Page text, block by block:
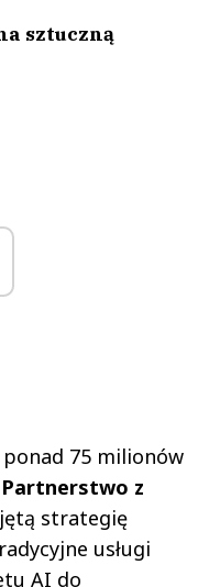
sztuczną
75 milionów
Partnerstwo z
strategię
usługi
AI do